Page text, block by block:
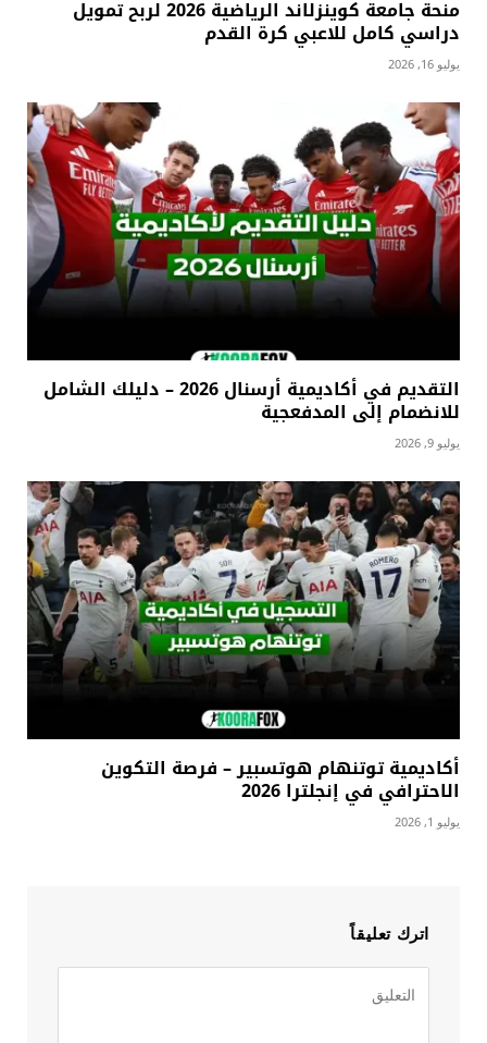
منحة جامعة كوينزلاند الرياضية 2026 لربح تمويل
دراسي كامل للاعبي كرة القدم
يوليو 16, 2026
التقديم في أكاديمية أرسنال 2026 – دليلك الشامل
للانضمام إلى المدفعجية
يوليو 9, 2026
أكاديمية توتنهام هوتسبير – فرصة التكوين
الاحترافي في إنجلترا 2026
يوليو 1, 2026
اترك تعليقاً